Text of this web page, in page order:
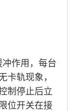
作用，每台
卡轨现象，
制停止后立
位开关在接